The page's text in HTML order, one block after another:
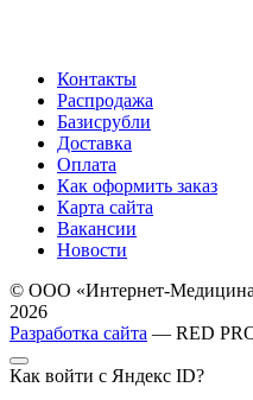
Контакты
Распродажа
Базисрубли
Доставка
Оплата
Как оформить заказ
Карта сайта
Вакансии
Новости
© ООО «Интернет-
2026
Разработка сайта — RED
Как войти с Яндекс ID?